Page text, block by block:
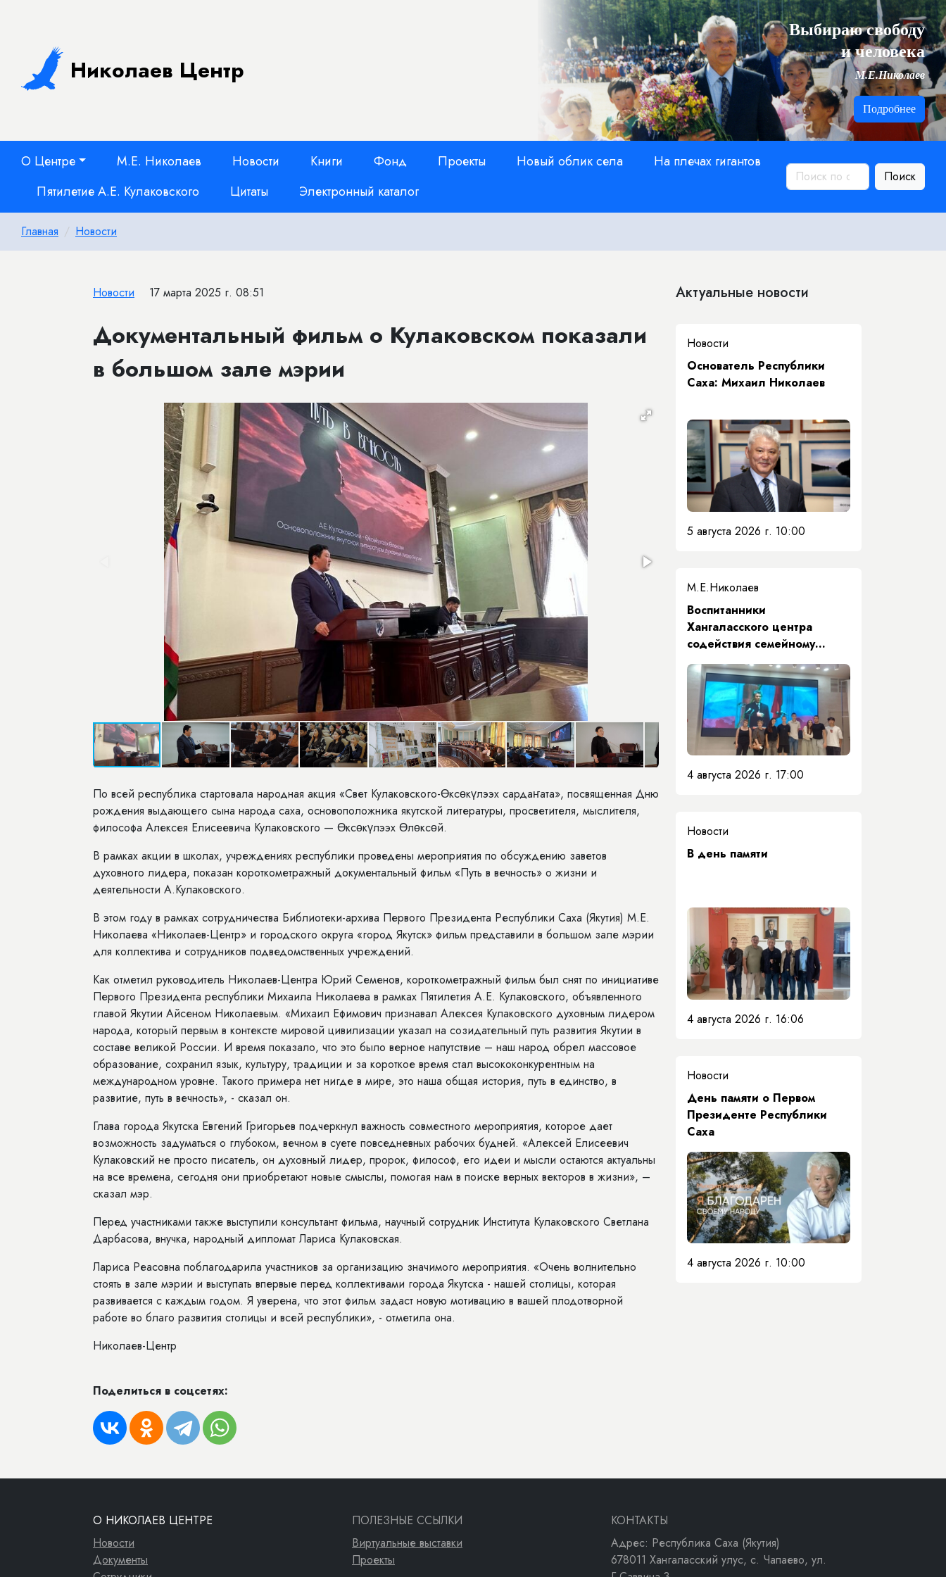
Николаев Центр
Выбираю свободу
и человека
М.Е.Николаев
Подробнее
О Центре М.Е. Николаев Новости Книги Фонд Проекты Новый облик села
На плечах гигантов
Пятилетие А.Е. Кулаковского
Цитаты Электронный каталог
Поиск
Главная Новости
Новости 17 марта 2025 г. 08:51
​Документальный фильм о Кулаковском показали
в большом зале мэрии
По всей республика стартовала народная акция «Свет Кулаковского-Өксөкүлээх сардаҥата», посвященная Дню
рождения выдающего сына народа саха, основоположника якутской литературы, просветителя, мыслителя,
философа Алексея Елисеевича Кулаковского — Өксөкүлээх Өлөксөй.
В рамках акции в школах, учреждениях республики проведены мероприятия по обсуждению заветов
духовного лидера, показан короткометражный документальный фильм «Путь в вечность» о жизни и
деятельности А.Кулаковского.
В этом году в рамках сотрудничества Библиотеки-архива Первого Президента Республики Саха (Якутия) М.Е.
Николаева «Николаев-Центр» и городского округа «город Якутск» фильм представили в большом зале мэрии
для коллектива и сотрудников подведомственных учреждений.
Как отметил руководитель Николаев-Центра Юрий Семенов, короткометражный фильм был снят по инициативе
Первого Президента республики Михаила Николаева в рамках Пятилетия А.Е. Кулаковского, объявленного
главой Якутии Айсеном Николаевым. «Михаил Ефимович признавал Алексея Кулаковского духовным лидером
народа, который первым в контексте мировой цивилизации указал на созидательный путь развития Якутии в
составе великой России. И время показало, что это было верное напутствие – наш народ обрел массовое
образование, сохранил язык, культуру, традиции и за короткое время стал высококонкурентным на
международном уровне. Такого примера нет нигде в мире, это наша общая история, путь в единство, в
развитие, путь в вечность», - сказал он.
Глава города Якутска Евгений Григорьев подчеркнул важность совместного мероприятия, которое дает
возможность задуматься о глубоком, вечном в суете повседневных рабочих будней. «Алексей Елисеевич
Кулаковский не просто писатель, он духовный лидер, пророк, философ, его идеи и мысли остаются актуальны
на все времена, сегодня они приобретают новые смыслы, помогая нам в поиске верных векторов в жизни», –
сказал мэр.
Перед участниками также выступили консультант фильма, научный сотрудник Института Кулаковского Светлана
Дарбасова, внучка, народный дипломат Лариса Кулаковская.
Лариса Реасовна поблагодарила участников за организацию значимого мероприятия. «Очень волнительно
стоять в зале мэрии и выступать впервые перед коллективами города Якутска - нашей столицы, которая
развивается с каждым годом. Я уверена, что этот фильм задаст новую мотивацию в вашей плодотворной
работе во благо развития столицы и всей республики», - отметила она.
Николаев-Центр
Поделиться в соцсетях:
Актуальные новости
Новости
Основатель Республики
Саха: Михаил Николаев
5 августа 2026 г. 10:00
М.Е.Николаев
​Воспитанники
Хангаласского центра
содействия семейному
воспитанию почтили память
Первого Президента Якутии
4 августа 2026 г. 17:00
Новости
​В день памяти
4 августа 2026 г. 16:06
Новости
День памяти о Первом
Президенте Республики
Саха
4 августа 2026 г. 10:00
О НИКОЛАЕВ ЦЕНТРЕ
Новости
Документы
ПОЛЕЗНЫЕ ССЫЛКИ
Виртуальные выставки
Проекты
КОНТАКТЫ
Адрес: Республика Саха (Якутия)
678011 Хангаласский улус, с. Чапаево, ул.